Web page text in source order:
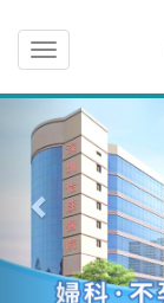
Toggle
navigation